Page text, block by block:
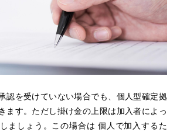
認を受けていない場合でも、個人型確定拠
ます。ただし掛け金の上限は加入者によっ
ましょう。この場合は 個人で加入するた